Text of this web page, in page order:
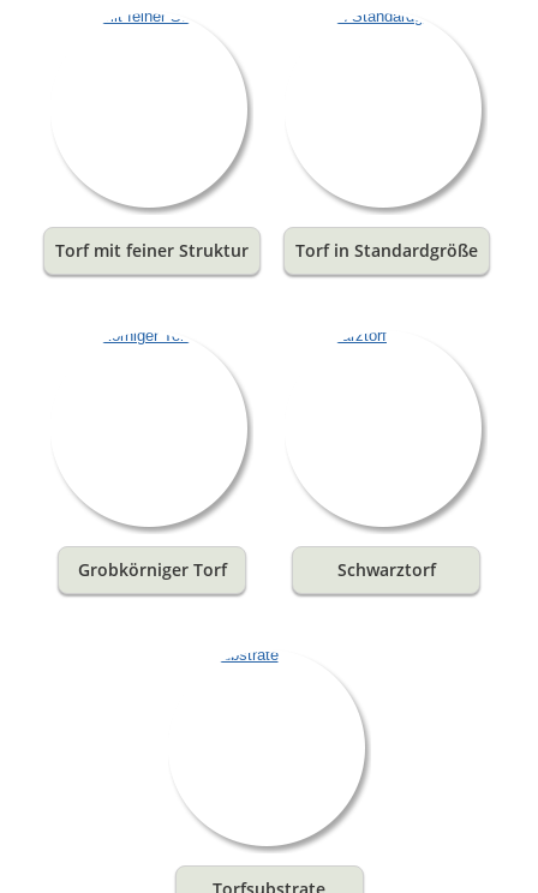
Torf mit feiner Struktur Torf in Standardgröße
Grobkörniger Torf Schwarztorf